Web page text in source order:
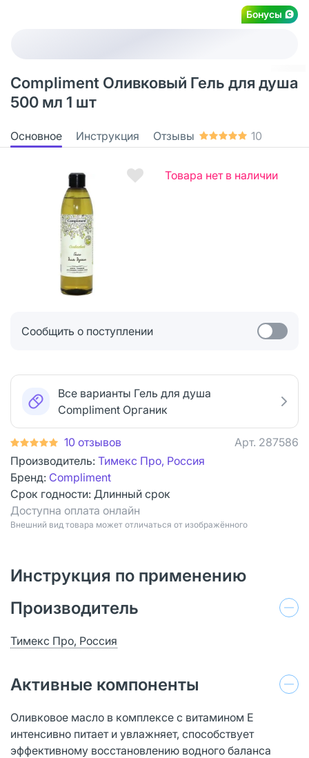
Бонусы
Compliment Оливковый Гель для душа
500 мл 1 шт
Основное Инструкция Отзывы 10
Товара нет в наличии
Сообщить о поступлении
Все варианты Гель для душа
Compliment Органик
10 отзывов Арт. 287586
Производитель: Тимекс Про, Россия
Бренд: Compliment
Срок годности: Длинный срок
Доступна оплата онлайн
Bнешний вид товара может отличаться от изображённого
Инструкция по применению
Производитель
Тимекс Про, Россия
Активные компоненты
Оливковое масло в комплексе с витамином Е
интенсивно питает и увлажняет, способствует
эффективному восстановлению водного баланса